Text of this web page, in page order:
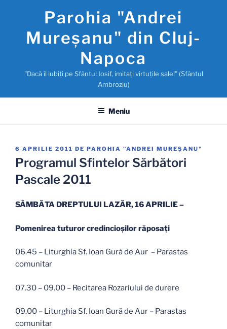
conținut
Parohia "Andrei
Mureşanu" din Cluj-
Napoca
"Dacă îl iubiţi pe Sfântul Iosif, imitaţi virtuţile sale!" (Sfântul
Ambroziu)
Meniu
PUBLICAT
PE
6 APRILIE 2011 DE PAROHIA "ANDREI MUREŞANU"
Programul Sfintelor Sărbători
Pascale 2011
SÂMBĂTA DREPTULUI LAZĂR, 16 APRILIE –
Pomenirea tuturor credincioşilor răposaţi
06.45 – Liturghia Sf. Ioan Gură de Aur – Parastas
comunitar
07.30 – 09.00 – Recitarea Rozariului de durere
09.00 – Liturghia Sf. Ioan Gură de Aur – Parastas
comunitar